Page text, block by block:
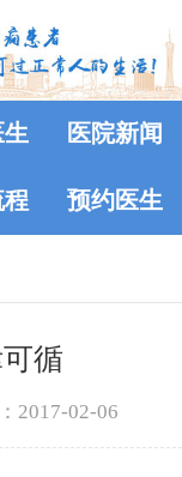
生 医院新闻
程 预约医生
循
2017-02-06